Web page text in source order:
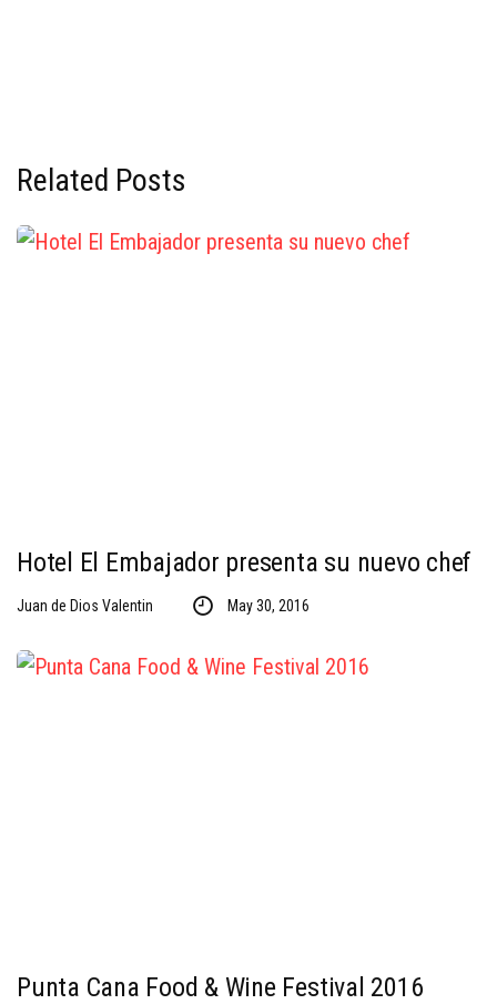
Related Posts
Hotel El Embajador presenta su nuevo chef
Juan de Dios Valentin May 30, 2016
Punta Cana Food & Wine Festival 2016